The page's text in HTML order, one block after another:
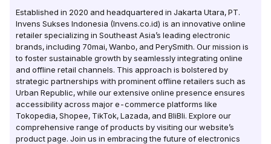
Established in 2020 and headquartered in Jakarta Utara, PT.
Invens Sukses Indonesia (Invens.co.id) is an innovative online
retailer specializing in Southeast Asia’s leading electronic
brands, including 70mai, Wanbo, and PerySmith. Our mission is
to foster sustainable growth by seamlessly integrating online
and offline retail channels. This approach is bolstered by
strategic partnerships with prominent offline retailers such as
Urban Republic, while our extensive online presence ensures
accessibility across major e-commerce platforms like
Tokopedia, Shopee, TikTok, Lazada, and BliBli. Explore our
comprehensive range of products by visiting our website’s
product page. Join us in embracing the future of electronics